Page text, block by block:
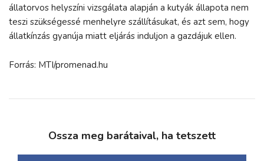
állatorvos helyszíni vizsgálata alapján a kutyák állapota nem
teszi szükségessé menhelyre szállításukat, és azt sem, hogy
állatkínzás gyanúja miatt eljárás induljon a gazdájuk ellen.
Forrás: MTI/promenad.hu
Ossza meg barátaival, ha tetszett